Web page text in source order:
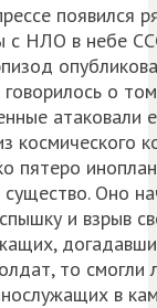
появился
НЛО в небе
о
атаковали
пятеро
Оно
и взрыв
то смогли
в